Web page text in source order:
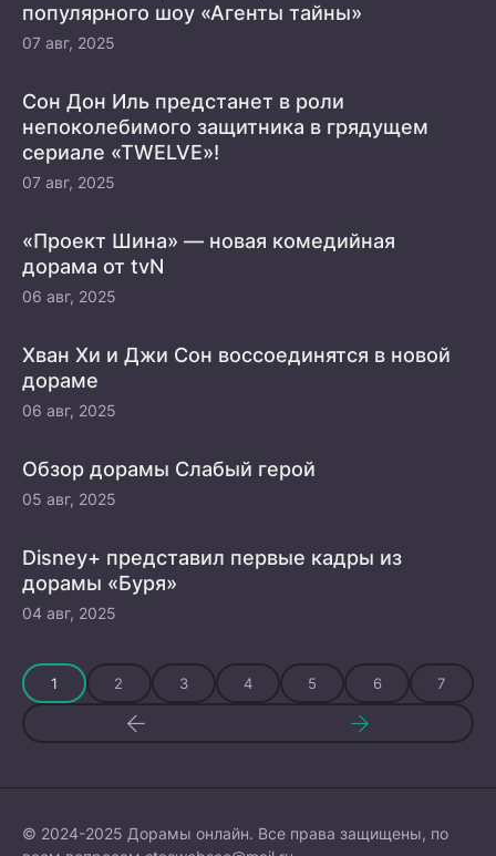
популярного шоу «Агенты тайны»
07 авг, 2025
Сон Дон Иль предстанет в роли
непоколебимого защитника в грядущем
сериале «TWELVE»!
07 авг, 2025
«Проект Шина» — новая комедийная
дорама от tvN
06 авг, 2025
Хван Хи и Джи Сон воссоединятся в новой
дораме
06 авг, 2025
Обзор дорамы Слабый герой
05 авг, 2025
Disney+ представил первые кадры из
дорамы «Буря»
04 авг, 2025
1 2 3 4 5 6 7
© 2024-2025 Дорамы онлайн. Все права защищены, по